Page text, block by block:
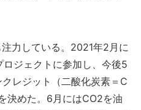
力している。2021年2月に
ジェクトに参加し、今後5
レジット（二酸化炭素＝C
決めた。6月にはCO2を油